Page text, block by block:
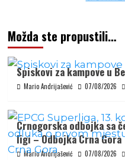
Možda ste propustili…
Spiskovi za kampove u
Mario Andrijašević 07/08/2026
Crnogorska odbojka sa
ligi – Odbojka Crna Gora
Mario Andrijašević 07/08/2026